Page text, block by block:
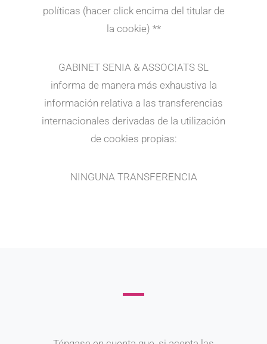
políticas (hacer click encima del titular de
la cookie) **
GABINET SENIA & ASSOCIATS SL
informa de manera más exhaustiva la
información relativa a las transferencias
internacionales derivadas de la utilización
de cookies propias:
NINGUNA TRANSFERENCIA